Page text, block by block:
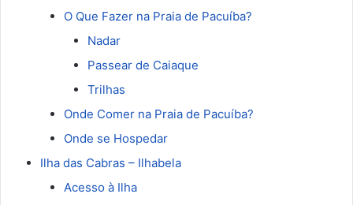
O Que Fazer na Praia de Pacuíba?
Nadar
Passear de Caiaque
Trilhas
Onde Comer na Praia de Pacuíba?
Onde se Hospedar
Ilha das Cabras – Ilhabela
Acesso à Ilha